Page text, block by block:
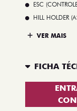
ESC
HILL HOLDER
VER MAIS
FICHA